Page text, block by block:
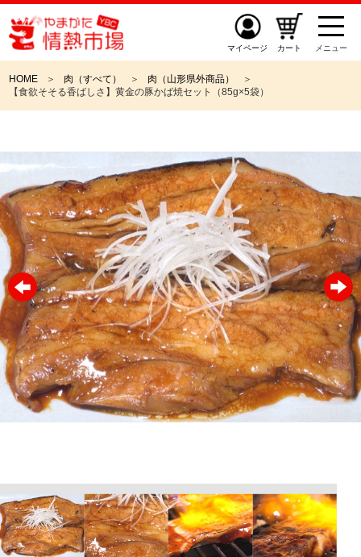
マイページ カート メニュー
HOME 肉（すべて）
肉（山形県外商品）
【食欲そそる香ばしさ】黄金の豚かば焼セット（85g×5袋）